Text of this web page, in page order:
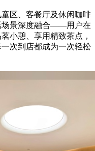
区、客餐厅及休闲咖啡
场景深度融合——用户在
小憩、享用精致茶点，
次到店都成为一次轻松